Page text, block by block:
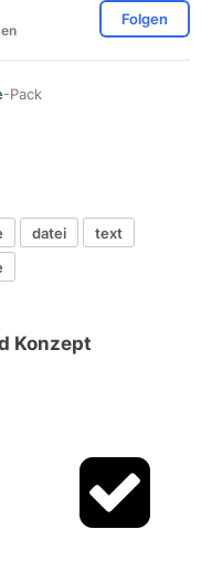
Folgen
-Pack
datei
text
Konzept